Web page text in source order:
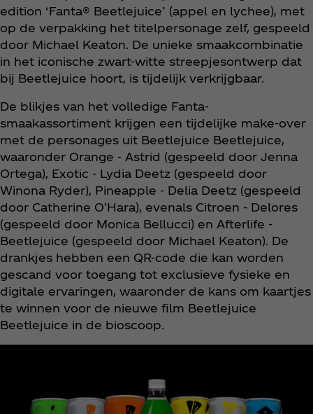
edition ‘Fanta® Beetlejuice’ (appel en lychee), met
op de verpakking het titelpersonage zelf, gespeeld
door Michael Keaton. De unieke smaakcombinatie
in het iconische zwart-witte streepjesontwerp dat
bij Beetlejuice hoort, is tijdelijk verkrijgbaar.
De blikjes van het volledige Fanta-
smaakassortiment krijgen een tijdelijke make-over
met de personages uit Beetlejuice Beetlejuice,
waaronder Orange - Astrid (gespeeld door Jenna
Ortega), Exotic - Lydia Deetz (gespeeld door
Winona Ryder), Pineapple - Delia Deetz (gespeeld
door Catherine O'Hara), evenals Citroen - Delores
(gespeeld door Monica Bellucci) en Afterlife -
Beetlejuice (gespeeld door Michael Keaton). De
drankjes hebben een QR-code die kan worden
gescand voor toegang tot exclusieve fysieke en
digitale ervaringen, waaronder de kans om kaartjes
te winnen voor de nieuwe film Beetlejuice
Beetlejuice in de bioscoop.